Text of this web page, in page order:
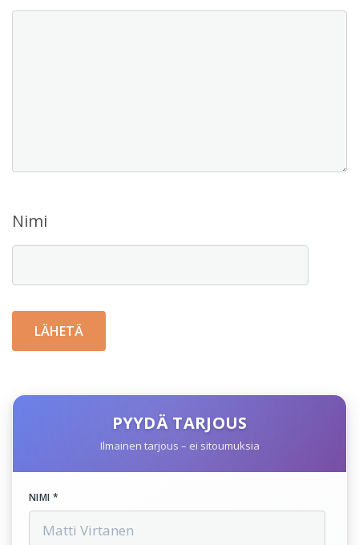
Nimi
PYYDÄ TARJOUS
Ilmainen tarjous – ei sitoumuksia
NIMI *